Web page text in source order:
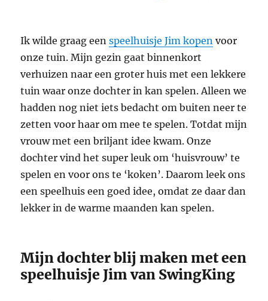
Ik wilde graag eenspeelhuisje Jim kopen voor
onze tuin. Mijn gezin gaat binnenkort
verhuizen naar een groter huis met een lekkere
tuin waar onze dochter in kan spelen. Alleen we
hadden nog niet iets bedacht om buiten neer te
zetten voor haar om mee te spelen. Totdat mijn
vrouw met een briljant idee kwam. Onze
dochter vind het super leuk om ‘huisvrouw’ te
spelen en voor ons te ‘koken’. Daarom leek ons
een speelhuis een goed idee, omdat ze daar dan
lekker in de warme maanden kan spelen.
Mijn dochter blij maken met een
speelhuisje Jim van SwingKing